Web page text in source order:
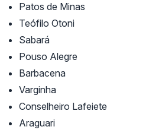
Patos de Minas
Teófilo Otoni
Sabará
Pouso Alegre
Barbacena
Varginha
Conselheiro Lafeiete
Araguari